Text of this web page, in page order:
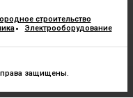
строительство
Электрооборудование
права защищены.